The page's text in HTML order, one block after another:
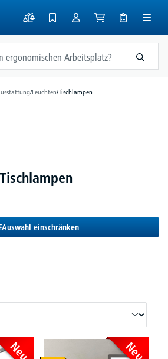
/Leuchten/Tischlampen
Tischlampen
Auswahl einschränken
Neu Neu